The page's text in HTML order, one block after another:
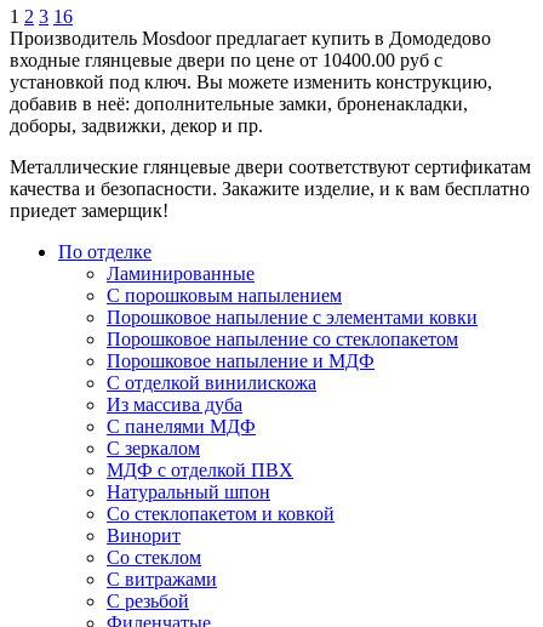
1 2 3 16
Производитель Mosdoor предлагает купить в Домодедово
входные глянцевые двери по цене от 10400.00 руб с
установкой под ключ. Вы можете изменить конструкцию,
добавив в неё: дополнительные замки, броненакладки,
доборы, задвижки, декор и пр.
Металлические глянцевые двери соответствуют сертификатам
качества и безопасности. Закажите изделие, и к вам бесплатно
приедет замерщик!
По отделке
Ламинированные
С порошковым напылением
Порошковое напыление с элементами ковки
Порошковое напыление со стеклопакетом
Порошковое напыление и МДФ
С отделкой винилискожа
Из массива дуба
С панелями МДФ
С зеркалом
МДФ с отделкой ПВХ
Натуральный шпон
Со стеклопакетом и ковкой
Винорит
Со стеклом
С витражами
С резьбой
Филенчатые